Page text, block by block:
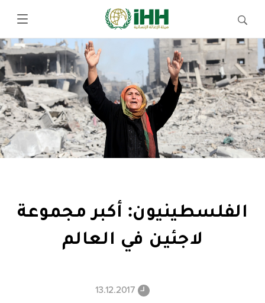
الفلسطينيون: أكبر مجموعة
لاجئين في العالم
13.12.2017